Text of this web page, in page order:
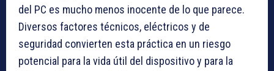
del PC es mucho menos inocente de lo que parece.
Diversos factores técnicos, eléctricos y de
seguridad convierten esta práctica en un riesgo
potencial para la vida útil del dispositivo y para la